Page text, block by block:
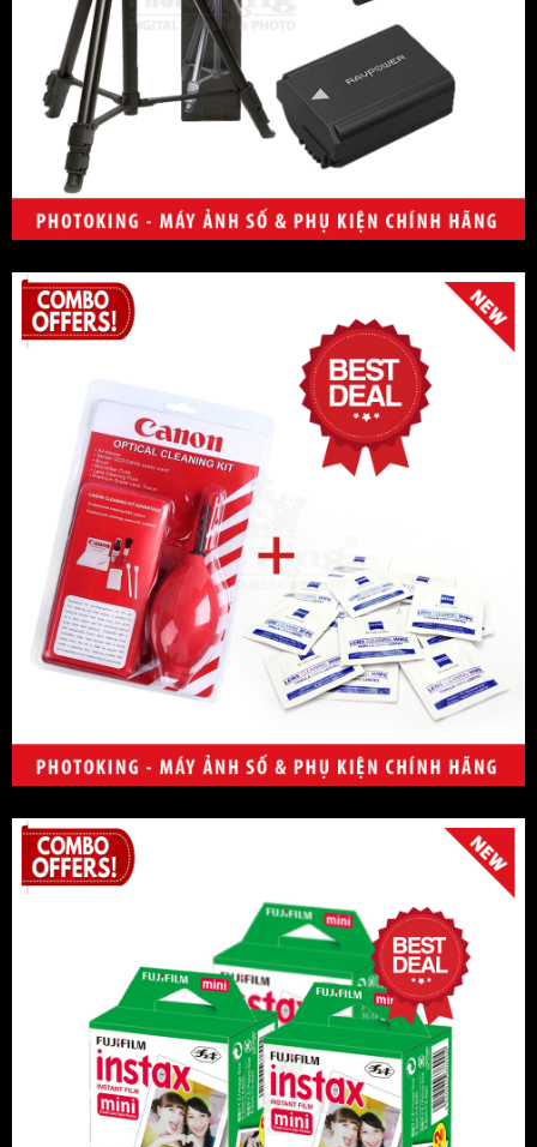
Velbon
Artisan & Artist
Peakdesign
MeFOTO
Manfrotto
Pentax
GoPro
Newmowa
Herringbone
Discover
7Artisans
Wacom
RAVpower
Vanguard
Tamrac
Laowa
Rode
Saramonic
Cokin
Andbon
Boya
Boya
Tamron